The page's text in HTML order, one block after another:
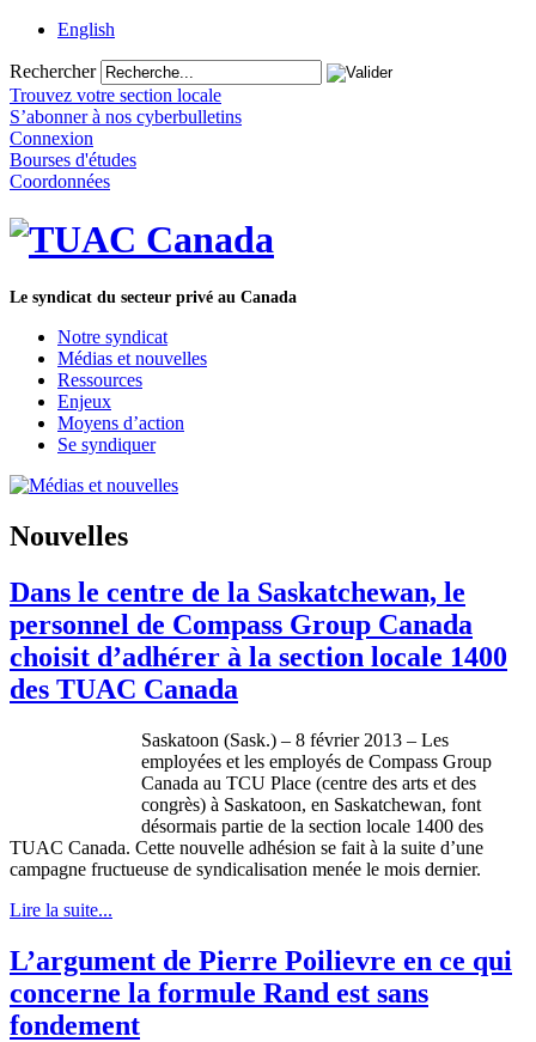
English
Rechercher
Trouvez votre section locale
S’abonner à nos cyberbulletins
Connexion
Bourses d'études
Coordonnées
Le syndicat du secteur privé au Canada
Notre syndicat
Médias et nouvelles
Ressources
Enjeux
Moyens d’action
Se syndiquer
Nouvelles
Dans le centre de la Saskatchewan, le
personnel de Compass Group Canada
choisit d’adhérer à la section locale 1400
des TUAC Canada
Saskatoon (Sask.) – 8 février2013 – Les
employées et les employés de Compass Group
Canada au TCU Place (centre des arts et des
congrès) à Saskatoon, en Saskatchewan, font
désormais partie de la section locale 1400 des
TUAC Canada. Cette nouvelle adhésion se fait à la suite d’une
campagne fructueuse de syndicalisation menée le mois dernier.
Lire la suite...
L’argument de Pierre Poilievre en ce qui
concerne la formule Rand est sans
fondement